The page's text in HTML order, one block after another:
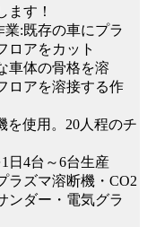
ます！
:既存の車にプラ
ロアをカット
車体の骨格を溶
ロアを溶接する作
を使用。20人程のチ
日4台～6台生産
ズマ溶断機・CO2
ンダー・電気グラ